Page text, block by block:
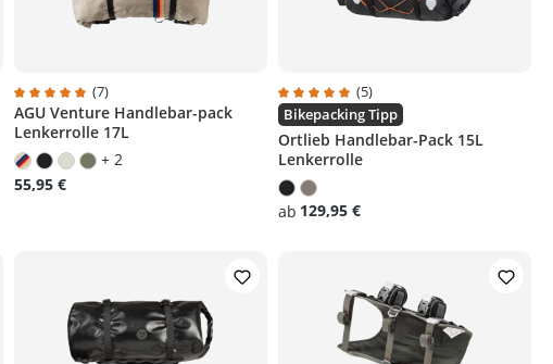
Durchschnittliche Bewertung von 5 von 5 Sternen
(7)
AGU Venture Handlebar-pack
Lenkerrolle 17L
+ 2
55,95 €
Durchschnittliche Bewertung von 5
(5)
Bikepacking Tipp
Ortlieb Handlebar-Pack 15L
Lenkerrolle
ab 129,95 €